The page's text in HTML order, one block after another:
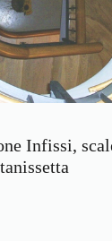
Infissi,